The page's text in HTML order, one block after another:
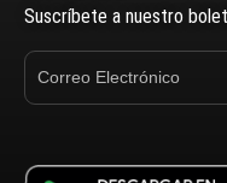
Suscríbete a nuestro